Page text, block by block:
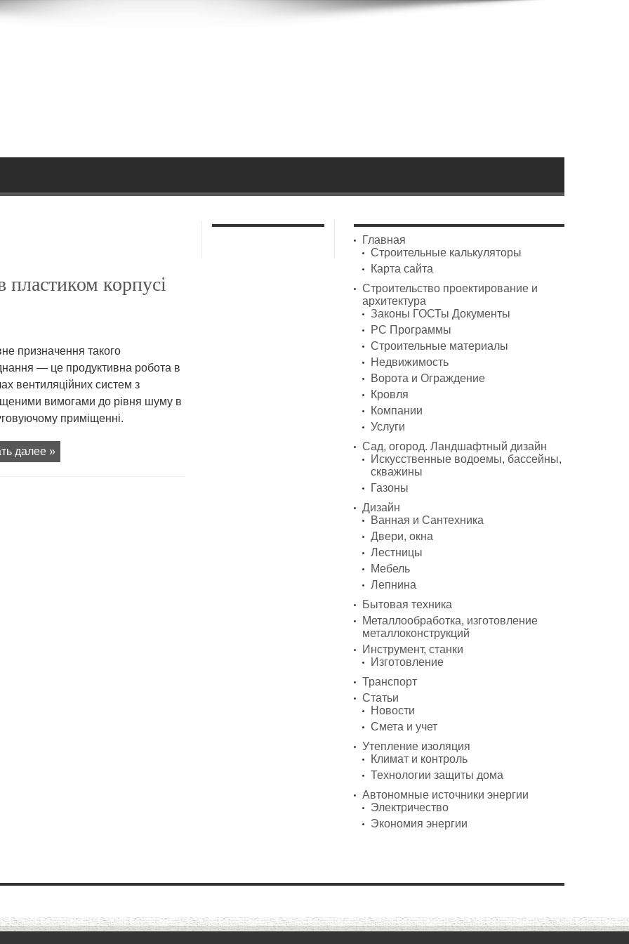
пластиком корпусі
призначення такого
— це продуктивна робота в
вентиляційних систем з
вимогами до рівня шуму в
приміщенні.
далее »
Главная
Строительные калькуляторы
Карта сайта
Строительство проектирование и
архитектура
Законы ГОСТы Документы
PC Программы
Строительные материалы
Недвижимость
Ворота и Ограждение
Кровля
Компании
Услуги
Сад, огород. Ландшафтный дизайн
Искусственные водоемы, бассейны,
скважины
Газоны
Дизайн
Ванная и Сантехника
Двери, окна
Лестницы
Мебель
Лепнина
Бытовая техника
Металлообработка, изготовление
металлоконструкций
Инструмент, станки
Изготовление
Транспорт
Статьи
Новости
Смета и учет
Утепление изоляция
Климат и контроль
Технологии защиты дома
Автономные источники энергии
Электричество
Экономия энергии